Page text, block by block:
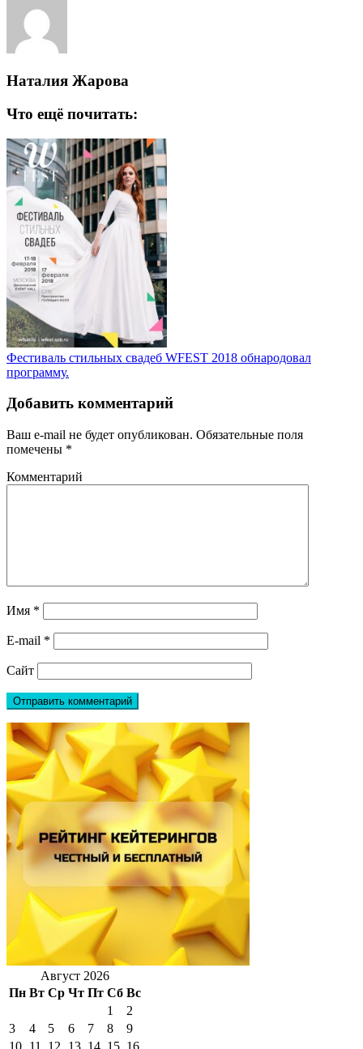
Наталия Жарова
Что ещё почитать:
Фестиваль стильных свадеб WFEST 2018 обнародовал
программу.
Добавить комментарий
Ваш e-mail не будет опубликован. Обязательные поля
помечены *
Комментарий
Имя *
E-mail *
Сайт
Август 2026
Пн Вт Ср Чт Пт Сб Вс
1
2
3
4 5 6 7 8
9
10 11 12 13 14 15 16